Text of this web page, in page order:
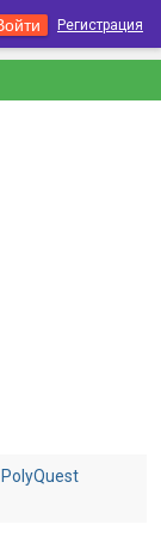
Регистрация
PolyQuest